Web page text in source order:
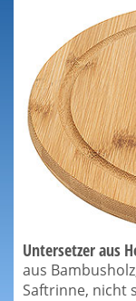
Untersetzer aus
aus
Saftrinne, nicht